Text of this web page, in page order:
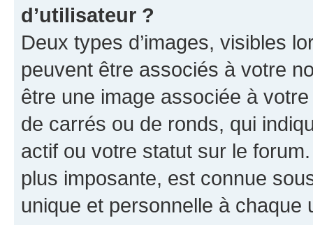
d’utilisateur ?
Deux types d’images, visibles
peuvent être associés à votre
être une image associée à
de carrés ou de ronds, qui
actif ou votre statut sur le
plus imposante, est connue
unique et personnelle à chaque